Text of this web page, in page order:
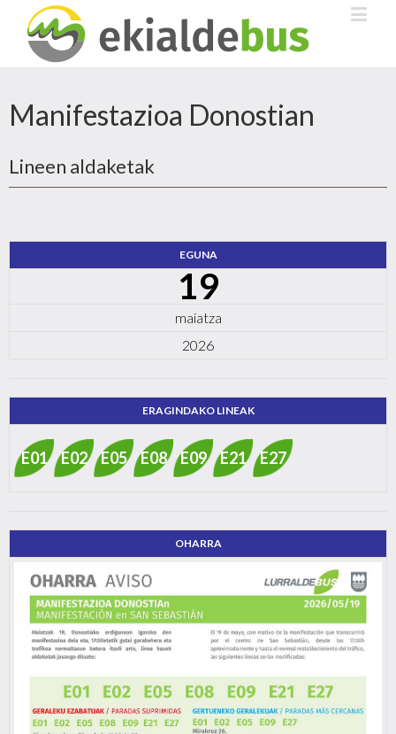
Manifestazioa Donostian
Lineen aldaketak
EGUNA
19
maiatza
2026
ERAGINDAKO LINEAK
E01 E02 E05 E08 E09 E21 E27
OHARRA